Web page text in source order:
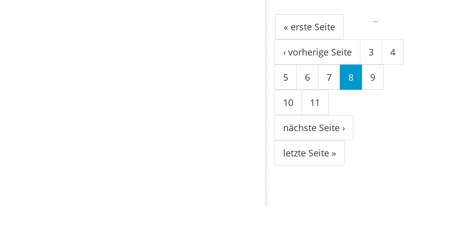
Seiten
« erste Seite
‹ vorherige Seite
…
3 4
5 6 7 8 9
10 11
nächste Seite ›
letzte Seite »